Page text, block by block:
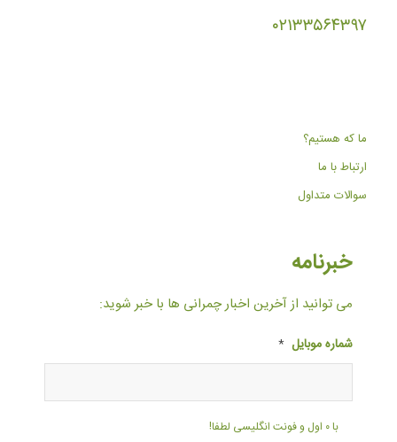
۰۲۱۳۳۵۶۴۳۹۷
ما که هستیم؟
ارتباط با ما
سوالات متداول
خبرنامه
می توانید از آخرین اخبار چمرانی ها با خبر شوید:
شماره موبایل *
با ۰ اول و فونت انگلیسی لطفا!